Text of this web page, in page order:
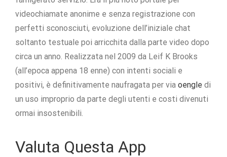
videochiamate anonime e senza registrazione con
perfetti sconosciuti, evoluzione dell’iniziale chat
soltanto testuale poi arricchita dalla parte video dopo
circa un anno. Realizzata nel 2009 da Leif K Brooks
(all’epoca appena 18 enne) con intenti sociali e
positivi, è definitivamente naufragata per via oengle di
un uso improprio da parte degli utenti e costi divenuti
ormai insostenibili.
Valuta Questa App